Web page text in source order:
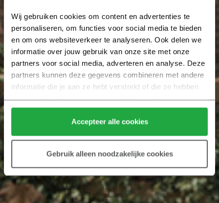
Wij gebruiken cookies om content en advertenties te
personaliseren, om functies voor social media te bieden
en om ons websiteverkeer te analyseren. Ook delen we
informatie over jouw gebruik van onze site met onze
partners voor social media, adverteren en analyse. Deze
partners kunnen deze gegevens combineren met andere
informatie die je aan ze hebt verstrekt of die ze hebben
verzameld op basis van jouw gebruik van hun services.
Klik hier voor meer informatie over ons cookiebeleid.
Accepteer alle cookies
Gebruik alleen noodzakelijke cookies